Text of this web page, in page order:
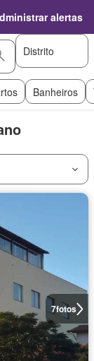
alertas
Distrito
Banheiros
7fotos